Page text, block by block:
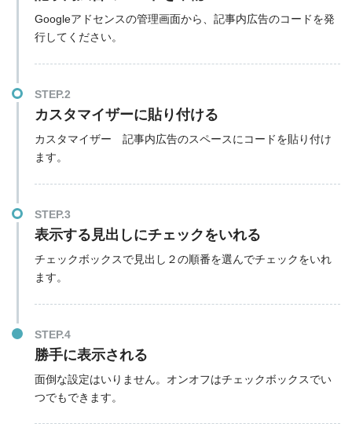
Googleアドセンスの管理画面から、記事内広告のコードを発
行してください。
STEP.2
カスタマイザーに貼り付ける
カスタマイザー 記事内広告のスペースにコードを貼り付け
ます。
STEP.3
表示する見出しにチェックをいれる
チェックボックスで見出し２の順番を選んでチェックをいれ
ます。
STEP.4
勝手に表示される
面倒な設定はいりません。オンオフはチェックボックスでい
つでもできます。